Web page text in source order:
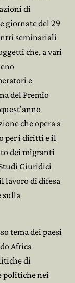
di
giornate del 29
seminariali
che, a vari
e
del Premio
che opera a
per i diritti e il
dei migranti
Giuridici
lavoro di difesa
sulla
tema dei paesi
Africa
di
politiche nei